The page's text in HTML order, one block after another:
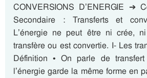
CONVERSIONS D’ENERGIE ➔
Secondaire : Transferts et
L’énergie ne peut être ni crée,
transfère ou est convertie. I- Les
Définition • On parle de transfert
l’énergie garde la même forme en